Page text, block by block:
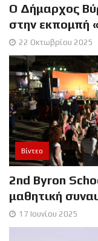
Ο Δήμαρχος
στην εκπομπή
22 Οκτωβρίου 2025
Βίντεο
2nd Byron
μαθητική
17 Ιουνίου 2025